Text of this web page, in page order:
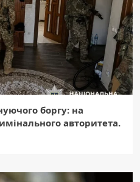
боргу: на
авторитета.